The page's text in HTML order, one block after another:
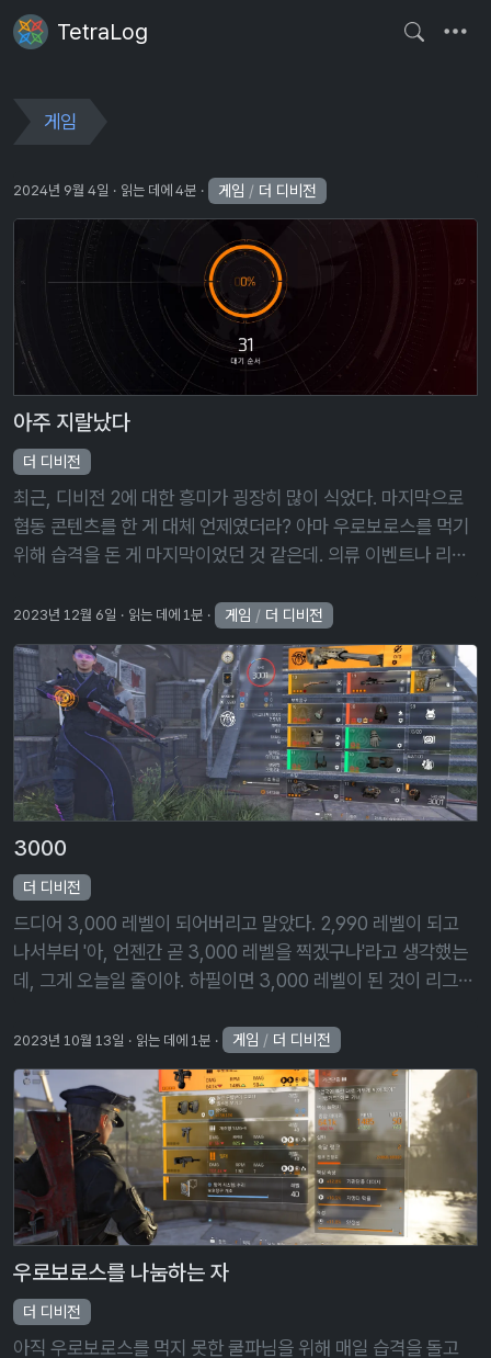
TetraLog
게임
2024년 9월 4일 읽는 데에 4분 게임 / 더 디비전
아주 지랄났다
더 디비전
최근, 디비전 2에 대한 흥미가 굉장히 많이 식었다. 마지막으로
협동 콘텐츠를 한 게 대체 언제였더라? 아마 우로보로스를 먹기
위해 습격을 돈 게 마지막이었던 것 같은데. 의류 이벤트나 리그
서 얻는 신규 …
2023년 12월 6일 읽는 데에 1분 게임 / 더 디비전
3000
더 디비전
드디어 3,000 레벨이 되어버리고 말았다. 2,990 레벨이 되고
나서부터 '아, 언젠간 곧 3,000 레벨을 찍겠구나'라고 생각했는
데, 그게 오늘일 줄이야. 하필이면 3,000 레벨이 된 것이 리그
2023년 10월 13일 읽는 데에 1분 게임 / 더 디비전
우로보로스를 나눔하는 자
더 디비전
아직 우로보로스를 먹지 못한 쿨파님을 위해 매일 습격을 돌고